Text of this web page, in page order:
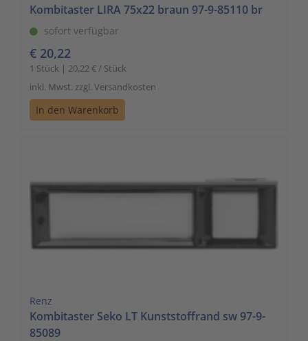
Kombitaster LIRA 75x22 braun 97-9-85110 br
sofort verfügbar
€ 20,22
1 Stück | 20,22 € / Stück
inkl. Mwst. zzgl. Versandkosten
In den Warenkorb
Renz
Kombitaster Seko LT Kunststoffrand sw 97-9-
85089